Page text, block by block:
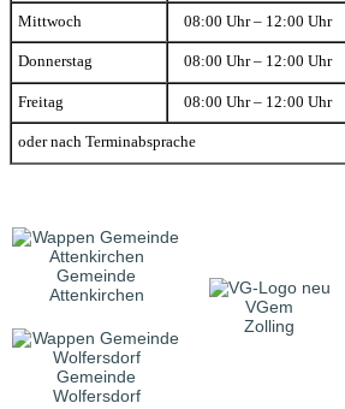
Mittwoch 08:00 Uhr – 12:00 Uhr
Donnerstag 08:00 Uhr – 12:00 Uhr
Freitag 08:00 Uhr – 12:00 Uhr
oder nach Terminabsprache
Gemeinde
Attenkirchen
VGem
Zolling
Gemeinde
Wolfersdorf